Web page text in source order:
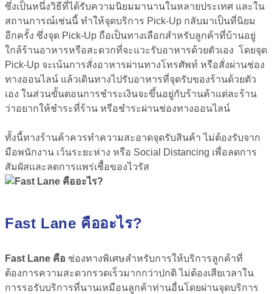
ซึ่งเป็นหนึ่งวิธีที่ได้รับความนิยมมานานในหลายประเทศ และใน
สถานการณ์เช่นนี้ ทำให้จุดบริการ Pick-Up กลับมาเป็นที่นิยม
อีกครั้ง ซึ่งจุด Pick-Up ถือเป็นทางเลือกสำหรับลูกค้าที่บ้านอยู่
ใกล้ร้านอาหารหรือสะดวกที่จะแวะรับอาหารด้วยตัวเอง โดยจุด
Pick-Up จะเน้นการสั่งอาหารผ่านทางโทรศัพท์ หรือสั่งผ่านช่อง
ทางออนไลน์ แล้วเดินทางไปรับอาหารที่จุดรับของร้านด้วยตัว
เอง ในส่วนขั้นตอนการชำระเงินจะขึ้นอยู่กับร้านค้าแต่ละร้าน
ว่าอยากให้ชำระที่ร้าน หรือชำระผ่านช่องทางออนไลน์
ทั้งนี้ทางร้านค้าควรทำความสะอาดจุดรับสินค้า ไม่ต้องรับจาก
มือพนักงาน เว้นระยะห่าง หรือ Social Distancing เพื่อลดการ
สัมผัสและลดการแพร่เชื้อของไวรัส
Fast Lane คืออะไร?
Fast Lane คือ ช่องทางพิเศษสำหรับการให้บริการลูกค้าที่
ต้องการความสะดวกรวดเร็วมากกว่าปกติ ไม่ต้องเสียเวลาใน
การรอรับบริการที่นานเหมือนลูกค้าท่านอื่นโดยผ่านจุดบริการ